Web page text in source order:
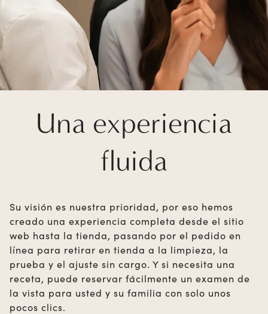
Una experiencia
fluida
Su visión es nuestra prioridad, por eso hemos
creado una experiencia completa desde el sitio
web hasta la tienda, pasando por el pedido en
línea para retirar en tienda a la limpieza, la
prueba y el ajuste sin cargo. Y si necesita una
receta, puede reservar fácilmente un examen de
la vista para usted y su familia con solo unos
pocos clics.